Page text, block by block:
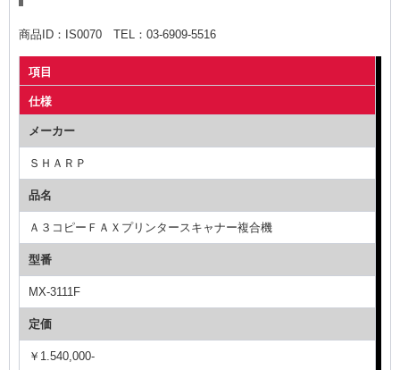
商品ID：IS0070 TEL：03-6909-5516
項目
仕様
メーカー
ＳＨＡＲＰ
品名
Ａ３コピーＦＡＸプリンタースキャナー複合機
型番
MX-3111F
定価
￥1.540,000-